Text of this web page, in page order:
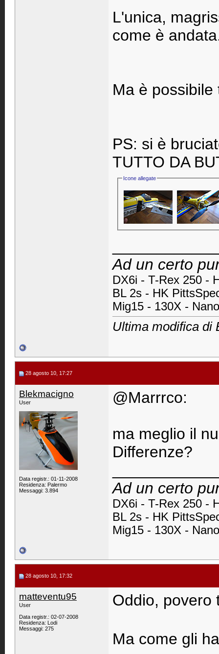
L'unica,
come è
Ma è
PS: si è
TUTTO DA
Icone allegate
Ad un certo
DX6i - T-Rex 250 -
BL 2s - HK
Mig15 - 130X -
Ultima modifica di
28 agosto 10, 17:27
Blekmacigno
User
Data registr.: 01-11-2008
Residenza: Palermo
Messaggi: 3.894
@Marrrco:
ma meglio il
Differenze?
Ad un certo
DX6i - T-Rex 250 -
BL 2s - HK
Mig15 - 130X -
28 agosto 10, 17:32
matteventu95
User
Data registr.: 02-07-2008
Residenza: Lodi
Messaggi: 275
Oddio, povero
Ma come gli